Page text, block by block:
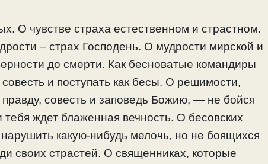
О чувстве страха естественном и страстном.
– страх Господень. О мудрости мирской и
до смерти. Как бесноватые командиры
и поступать как бесы. О решимости,
совесть и заповедь Божию, — не бойся
ждет блаженная вечность. О бесовских
какую-нибудь мелочь, но не боящихся
своих страстей. О священниках, которые